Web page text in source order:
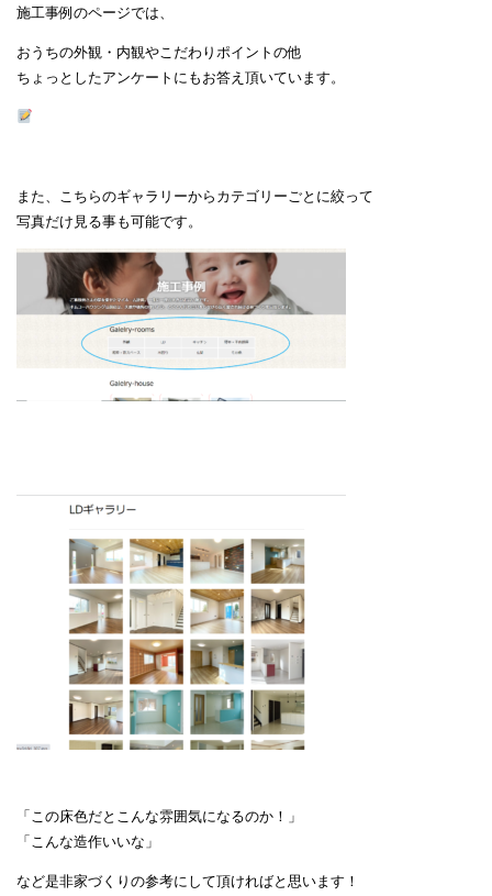
施工事例のページでは、
おうちの外観・内観やこだわりポイントの他
ちょっとしたアンケートにもお答え頂いています。
また、こちらのギャラリーからカテゴリーごとに絞って
写真だけ見る事も可能です。
「この床色だとこんな雰囲気になるのか！」
「こんな造作いいな」
など是非家づくりの参考にして頂ければと思います！